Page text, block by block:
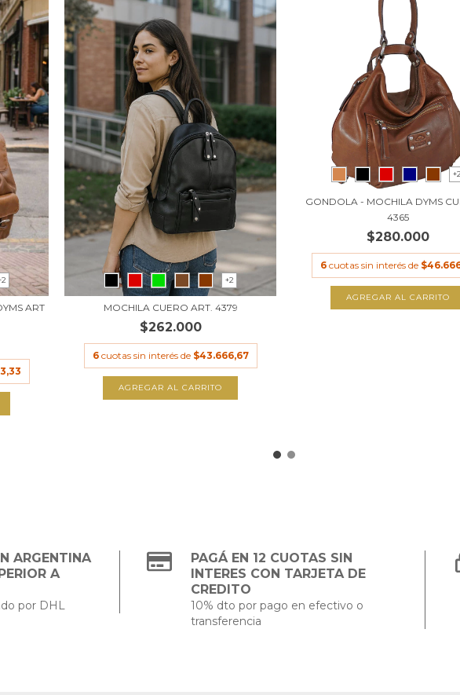
ART
+2
MOCHILA CUERO ART. 4379
$262.000
6 cuotas sin interés de $43.666,67
AGREGAR AL CARRITO
+2
GONDOLA - MOCHILA DYMS
4365
$280.000
6 cuotas sin interés de
AGREGAR AL CARRITO
ARGENTINA
A
por DHL
PAGÁ EN 12 CUOTAS SIN
INTERES CON TARJETA DE
CREDITO
10% dto por pago en efectivo o
transferencia